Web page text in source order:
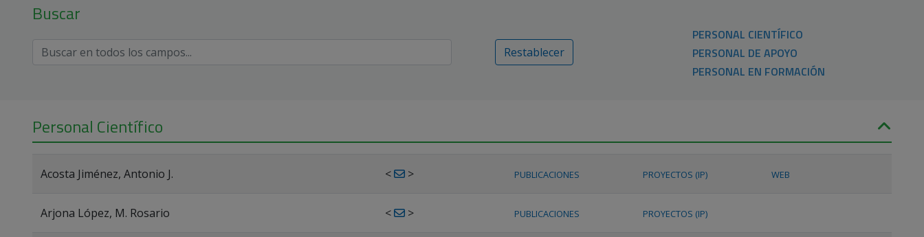
Buscar
Restablecer
PERSONAL CIENTÍFICO
PERSONAL DE APOYO
PERSONAL EN FORMACIÓN
Personal Científico
Acosta Jiménez, Antonio J. < > PUBLICACIONES PROYECTOS (IP) WEB
Arjona López, M. Rosario < > PUBLICACIONES PROYECTOS (IP)